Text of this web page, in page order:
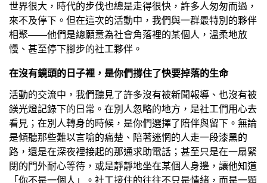
世界很大，時代的步伐也總是走得很快，許多人匆匆而過，
來不及停下。但在這次的活動中，我們與一群最特別的夥伴
相聚——他們是總願意為社會角落裡的某個人，溫柔地放
慢、甚至停下腳步的社工夥伴。
在沒有鏡頭的日子裡，是你們撐住了快要掉落的生命
活動的交流中，我們聽見了許多沒有被新聞報導、也沒有被
鎂光燈記錄下的日常。在別人忽略的地方，是社工們用心去
看見；在別人轉身的時候，是你們選擇了陪伴與留下。無論
是傾聽那些難以言喻的痛楚、陪著迷惘的人走一段漆黑的
路，還是在深夜裡接起的那通求助電話；甚至只是在一扇緊
閉的門外耐心等待，或是靜靜地坐在某個人身邊，讓他知道
「你不是一個人」。社工接住的往往不只是情緒，而是一顆